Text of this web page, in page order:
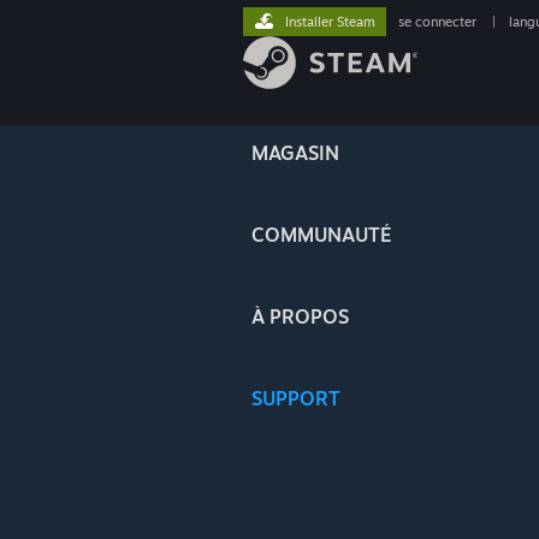
MAGASIN
COMMUNAUTÉ
À PROPOS
SUPPORT
Installer Steam se connecter